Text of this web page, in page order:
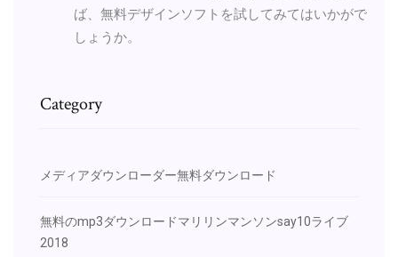
ば、無料デザインソフトを試してみてはいかがで
しょうか。
Category
メディアダウンローダー無料ダウンロード
無料のmp3ダウンロードマリリンマンソンsay10ライブ
2018